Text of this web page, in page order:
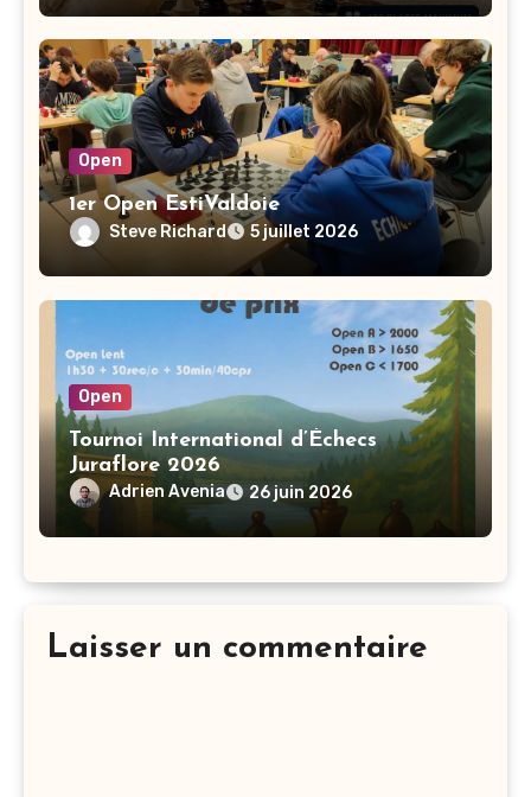
Open
1er Open EstiValdoie
Steve Richard 5 juillet 2026
Open
Tournoi International d’Échecs
Juraflore 2026
Adrien Avenia 26 juin 2026
Laisser un commentaire